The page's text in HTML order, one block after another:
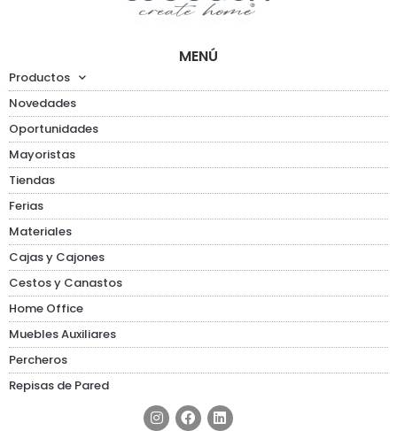
MENÚ
Productos
Novedades
Oportunidades
Mayoristas
Tiendas
Ferias
Materiales
Cajas y Cajones
Cestos y Canastos
Home Office
Muebles Auxiliares
Percheros
Repisas de Pared